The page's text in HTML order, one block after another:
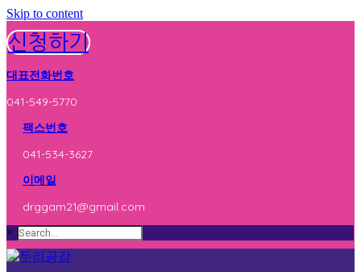
Skip to content
신청하기
대표전화번호
041-549-5770
팩스번호
041-534-3627
이메일
drggam21@gmail.com
×